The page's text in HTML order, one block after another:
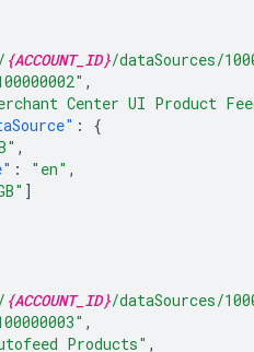
{ACCOUNT_ID}/dataSources/
,
Center UI Product
:
{
,
: "en" ,
]
{ACCOUNT_ID}/dataSources/
,
Products" ,